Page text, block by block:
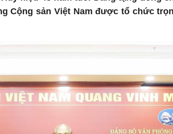
Cộng sản Việt Nam được tổ chức